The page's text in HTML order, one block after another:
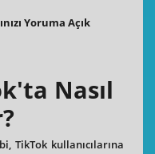
Yoruma Açık
Nasıl
TikTok kullanıcılarına